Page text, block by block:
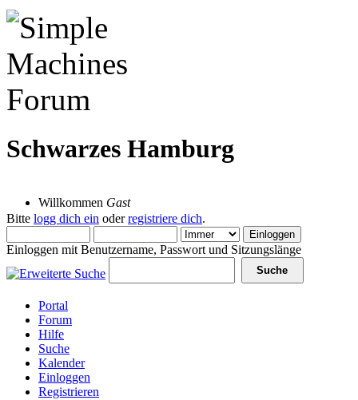
Schwarzes Hamburg
Willkommen Gast
Bitte logg dich ein oderregistriere dich.
Einloggen mit Benutzername, Passwort und Sitzungslänge
Portal
Forum
Hilfe
Suche
Kalender
Einloggen
Registrieren